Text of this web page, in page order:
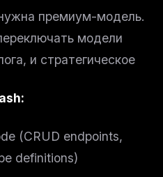
премиум-модель.
модели
и стратегическое
(CRUD endpoints,
definitions)